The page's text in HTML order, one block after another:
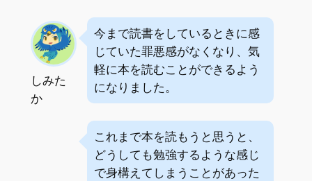
しみた
か
今まで読書をしているときに感
じていた罪悪感がなくなり、気
軽に本を読むことができるよう
になりました。
これまで本を読もうと思うと、
どうしても勉強するような感じ
で身構えてしまうことがあった